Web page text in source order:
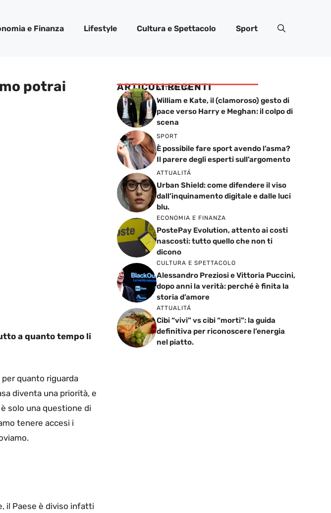
e Finanza Lifestyle Cultura e Spettacolo Sport
potrai
a quanto tempo li
per quanto riguarda
diventa una priorità, e
solo una questione di
tenere accesi i
il Paese è diviso infatti
ARTICOLI RECENTI
ATTUALITÁ
William e Kate, il (clamoroso) gesto di
pace verso Harry e Meghan: il colpo di
scena
SPORT
È possibile fare sport avendo l’asma?
Il parere degli esperti sull’argomento
ATTUALITÁ
Urban Shield: come difendere il viso
dall’inquinamento digitale e dalle luci
blu.
ECONOMIA E FINANZA
PostePay Evolution, attento ai costi
nascosti: tutto quello che non ti
dicono
CULTURA E SPETTACOLO
Alessandro Preziosi e Vittoria Puccini,
dopo anni la verità: perché è finita la
storia d’amore
ATTUALITÁ
Cibi “vivi” vs cibi “morti”: la guida
definitiva per riconoscere l’energia
nel piatto.